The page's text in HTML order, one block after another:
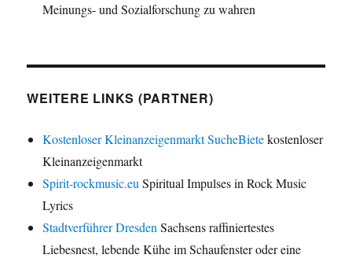
Meinungs- und Sozialforschung zu wahren
WEITERE LINKS (PARTNER)
Kostenloser Kleinanzeigenmarkt SucheBietekostenloser
Kleinanzeigenmarkt
Spirit-rockmusic.eu Spiritual Impulses in Rock Music
Lyrics
Stadtverführer Dresden Sachsens raffiniertestes
Liebesnest, lebende Kühe im Schaufenster oder eine